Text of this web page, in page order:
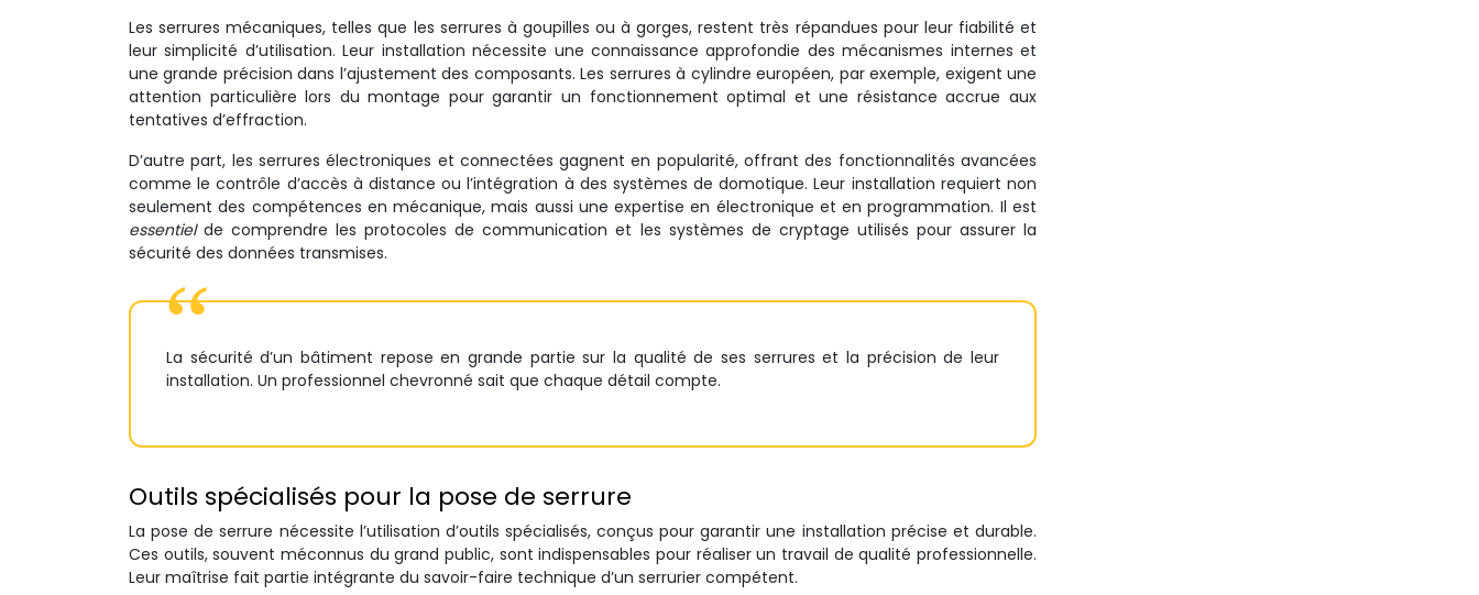
Les serrures mécaniques, telles que les serrures à goupilles ou à gorges, restent très répandues pour leur fiabilité et
leur simplicité d’utilisation. Leur installation nécessite une connaissance approfondie des mécanismes internes et
une grande précision dans l’ajustement des composants. Les serrures à cylindre européen, par exemple, exigent une
attention particulière lors du montage pour garantir un fonctionnement optimal et une résistance accrue aux
tentatives d’effraction.
D’autre part, les serrures électroniques et connectées gagnent en popularité, offrant des fonctionnalités avancées
comme le contrôle d’accès à distance ou l’intégration à des systèmes de domotique. Leur installation requiert non
seulement des compétences en mécanique, mais aussi une expertise en électronique et en programmation. Il est
essentielde comprendre les protocoles de communication et les systèmes de cryptage utilisés pour assurer la
sécurité des données transmises.
La sécurité d’un bâtiment repose en grande partie sur la qualité de ses serrures et la précision de leur
installation. Un professionnel chevronné sait que chaque détail compte.
Outils spécialisés pour la pose de serrure
La pose de serrure nécessite l’utilisation d’outils spécialisés, conçus pour garantir une installation précise et durable.
Ces outils, souvent méconnus du grand public, sont indispensables pour réaliser un travail de qualité professionnelle.
Leur maîtrise fait partie intégrante du savoir-faire technique d’un serrurier compétent.